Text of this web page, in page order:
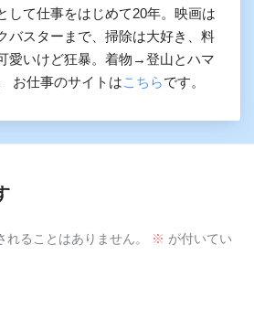
して仕事をはじめて20年。映画は
バスターまで、掃除は大好き、料
愛いけど狂暴。着物→登山とハマ
お仕事のサイトはこちらです。
れることはありません。 ※ が付いてい